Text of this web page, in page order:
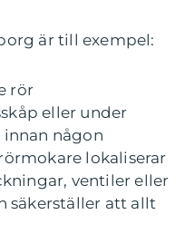
är till exempel:
rör
eller under
någon
lokaliserar
ventiler eller
säkerställer att allt